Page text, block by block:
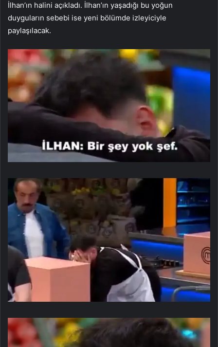
İlhan’ın halini açıkladı. İlhan’ın yaşadığı bu yoğun
duyguların sebebi ise yeni bölümde izleyiciyle
paylaşılacak.